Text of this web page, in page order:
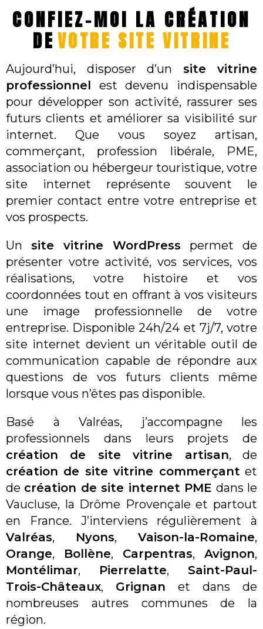
CONFIEZ-MOI LA CRÉATION
DE VOTRE SITE VITRINE
Aujourd’hui, disposer d’un site vitrine
professionnel est devenu indispensable
pour développer son activité, rassurer ses
futurs clients et améliorer sa visibilité sur
internet. Que vous soyez artisan,
commerçant, profession libérale, PME,
association ou hébergeur touristique, votre
site internet représente souvent le
premier contact entre votre entreprise et
vos prospects.
Un site vitrine WordPress permet de
présenter votre activité, vos services, vos
réalisations, votre histoire et vos
coordonnées tout en offrant à vos visiteurs
une image professionnelle de votre
entreprise. Disponible 24h/24 et 7j/7, votre
site internet devient un véritable outil de
communication capable de répondre aux
questions de vos futurs clients même
lorsque vous n’êtes pas disponible.
Basé à Valréas, j’accompagne les
professionnels dans leurs projets de
création de site vitrine artisan, de
création de site vitrine commerçant et
de création de site internet PME dans le
Vaucluse, la Drôme Provençale et partout
en France. J’interviens régulièrement à
Valréas, Nyons, Vaison-la-Romaine,
Orange, Bollène, Carpentras, Avignon,
Montélimar, Pierrelatte, Saint-Paul-
Trois-Châteaux, Grignan et dans de
nombreuses autres communes de la
région.